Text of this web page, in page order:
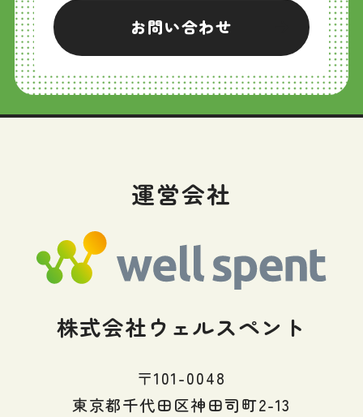
お問い合わせ
運営会社
株式会社ウェルスペント
〒101-0048
東京都千代田区神田司町2-13